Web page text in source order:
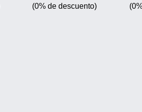
(0% de descuento)